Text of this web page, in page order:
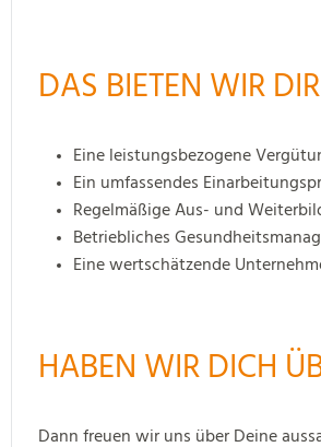
DAS BIETEN WIR DIR
Eine leistungsbezogene
Ein umfassendes
Regelmäßige Aus- und
Betriebliches
Eine wertschätzende
HABEN WIR DICH
Dann freuen wir uns über Deine